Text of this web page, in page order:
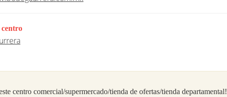
centro comercial/supermercado/tienda de ofertas/tienda departamental!